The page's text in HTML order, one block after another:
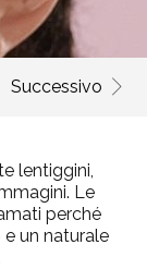
Successivo
lentiggini,
Le
perché
un naturale